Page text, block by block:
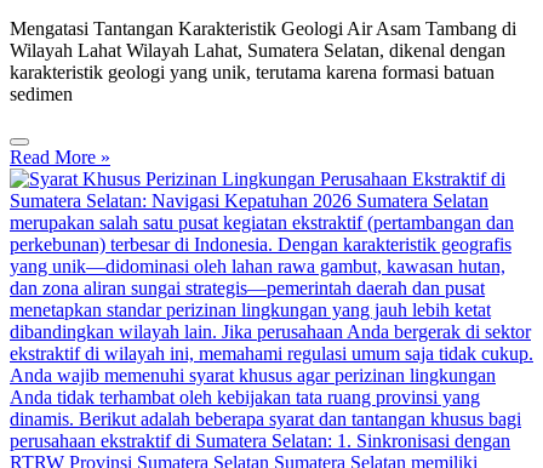
Mengatasi Tantangan Karakteristik Geologi Air Asam Tambang di
Wilayah Lahat Wilayah Lahat, Sumatera Selatan, dikenal dengan
karakteristik geologi yang unik, terutama karena formasi batuan
sedimen
Read More »